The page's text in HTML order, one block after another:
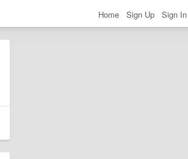
Home Sign Up Sign In